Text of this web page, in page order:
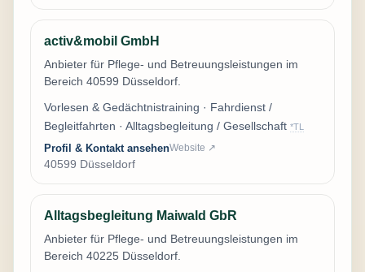
activ&mobil GmbH
Anbieter für Pflege- und Betreuungsleistungen im
Bereich 40599 Düsseldorf.
Vorlesen & Gedächtnistraining · Fahrdienst /
Begleitfahrten · Alltagsbegleitung / Gesellschaft *TL
Profil & Kontakt ansehenWebsite ↗
40599 Düsseldorf
Alltagsbegleitung Maiwald GbR
Anbieter für Pflege- und Betreuungsleistungen im
Bereich 40225 Düsseldorf.